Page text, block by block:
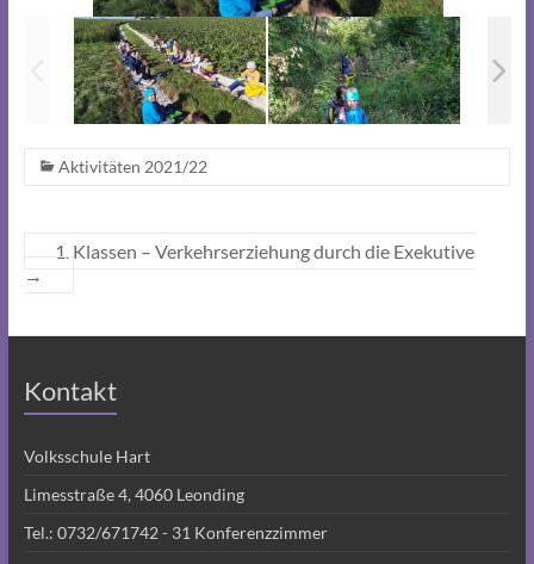
Aktivitäten 2021/22
1. Klassen – Verkehrserziehung durch die Exekutive
→
Kontakt
Volksschule Hart
Limesstraße 4, 4060 Leonding
Tel.: 0732/671742 - 31 Konferenzzimmer